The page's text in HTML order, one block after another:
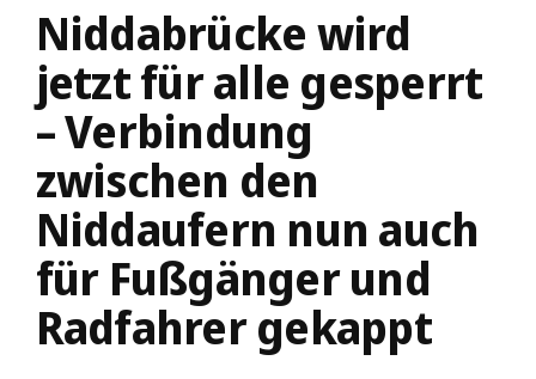
Niddabrücke wird
jetzt für alle gesperrt
– Verbindung
zwischen den
Niddaufern nun auch
für Fußgänger und
Radfahrer gekappt